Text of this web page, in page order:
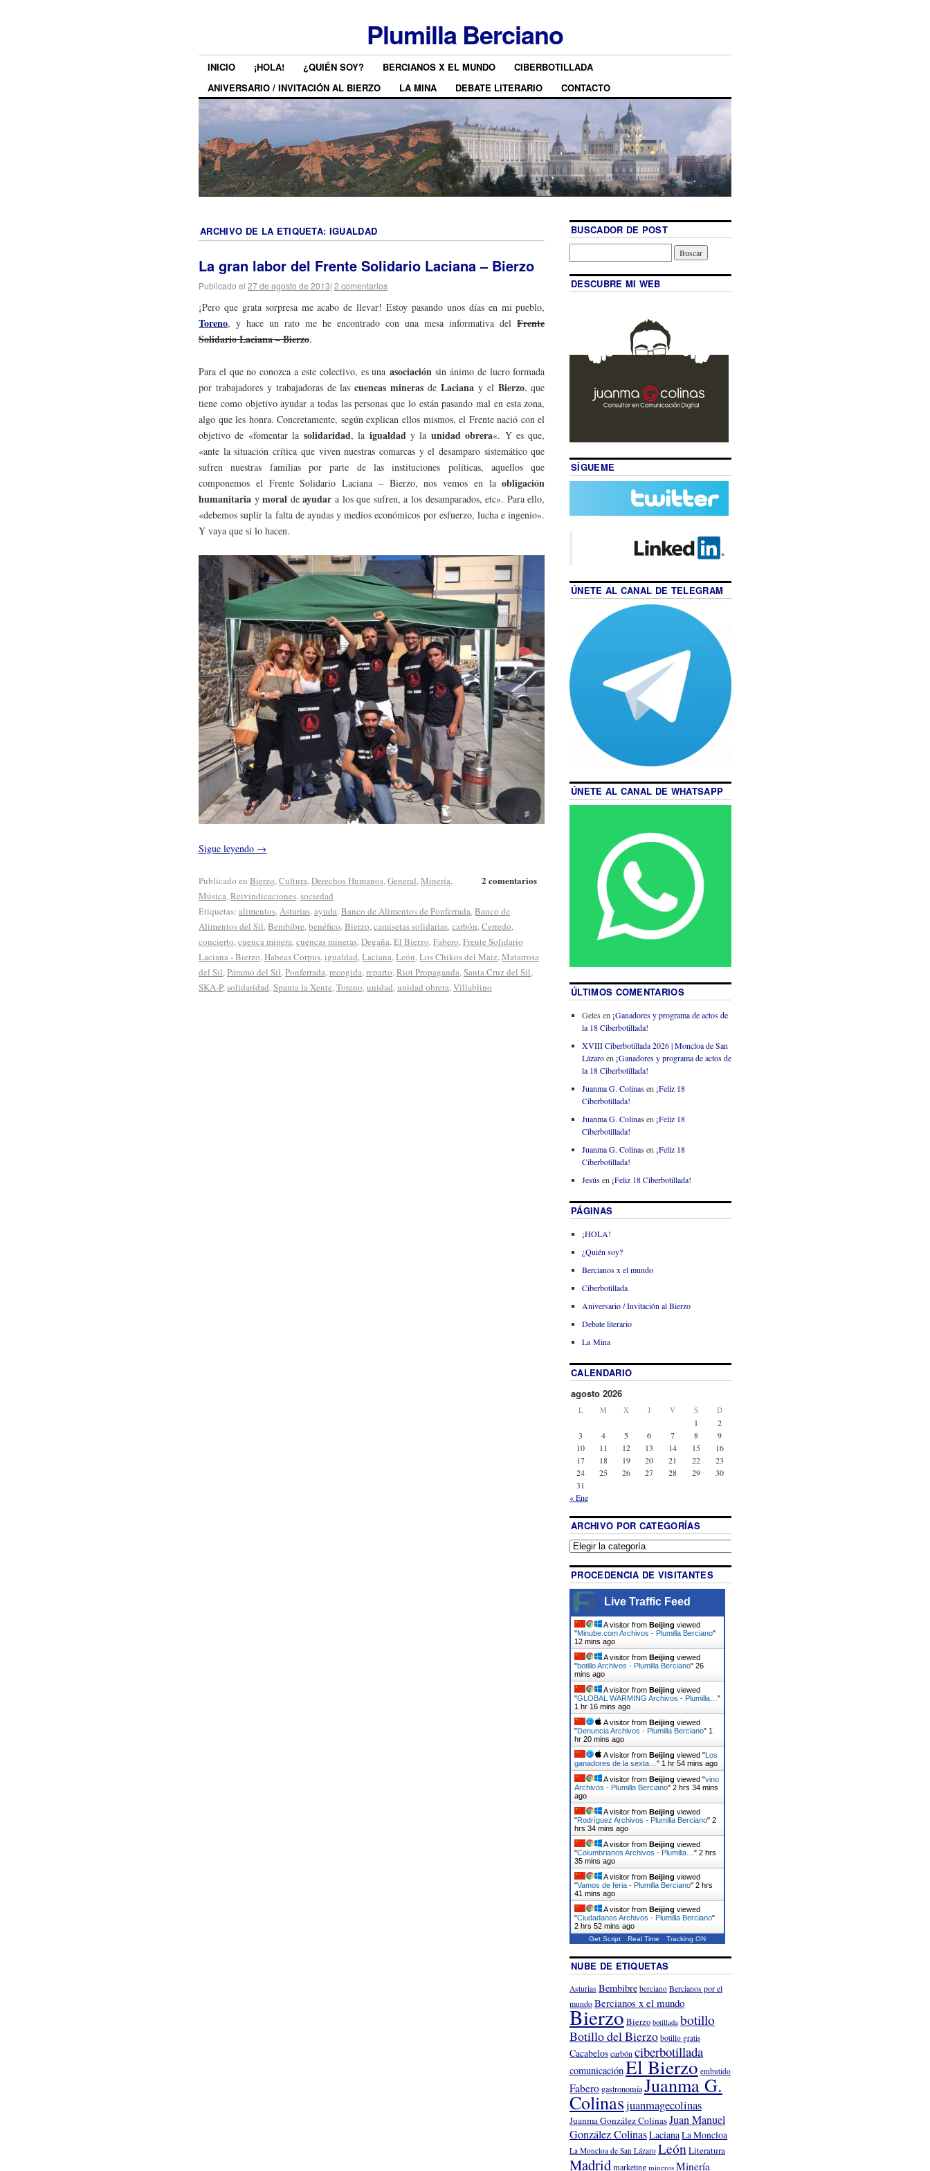
Plumilla Berciano
INICIO ¡HOLA! ¿QUIÉN SOY? BERCIANOS X EL MUNDO
CIBERBOTILLADA
ANIVERSARIO / INVITACIÓN AL BIERZO
LA MINA DEBATE LITERARIO CONTACTO
ARCHIVO DE LA ETIQUETA: IGUALDAD
La gran labor del Frente Solidario Laciana – Bierzo
Publicado el 27 de agosto de 2013| 2 comentarios
¡Pero que grata sorpresa me acabo de llevar! Estoy pasando unos días en mi pueblo,
Toreno, y hace un rato me he encontrado con una mesa informativa delFrente
Solidario Laciana – Bierzo.
Para el que no conozca a este colectivo, es unaasociación sin ánimo de lucro formada
por trabajadores y trabajadoras de las cuencas mineras de Lacianay el Bierzo, que
tiene como objetivo ayudar a todas las personas que lo están pasando mal en esta zona,
algo que les honra. Concretamente, según explican ellos mismos, el Frente nació con el
objetivo de «fomentar la solidaridad, la igualdady la unidad obrera«. Y es que,
«ante la situación crítica que viven nuestras comarcas y el desamparo sistemático que
sufren nuestras familias por parte de las instituciones políticas, aquellos que
componemos el Frente Solidario Laciana – Bierzo, nos vemos en laobligación
humanitaria ymoral deayudar a los que sufren, a los desamparados, etc». Para ello,
«debemos suplir la falta de ayudas y medios económicos por esfuerzo, lucha e ingenio».
Y vaya que si lo hacen.
Sigue leyendo →
2 comentarios
Publicado en Bierzo,Cultura,Derechos Humanos,General,Minería,
Música,Reivindicaciones,sociedad
Etiquetas: alimentos,Asturias,ayuda,Banco de Alimentos de Ponferrada,Banco de
Alimentos del Sil,Bembibre,benéfico,Bierzo,camisetas solidarias,carbón,Cerredo,
concierto,cuenca minera,cuencas mineras,Degaña,El Bierzo,Fabero,Frente Solidario
Laciana - Bierzo,Habeas Corpus,igualdad,Laciana,León,Los Chikos del Maiz,Matarrosa
del Sil,Páramo del Sil,Ponferrada,recogida,reparto,Riot Propaganda,Santa Cruz del Sil,
SKA-P,solidaridad,Spanta la Xente,Toreno,unidad,unidad obrera,Villablino
BUSCADOR DE POST
DESCUBRE MI WEB
SÍGUEME
ÚNETE AL CANAL DE TELEGRAM
ÚNETE AL CANAL DE WHATSAPP
ÚLTIMOS COMENTARIOS
Geles en ¡Ganadores y programa de actos de
la 18 Ciberbotillada!
XVIII Ciberbotillada 2026 | Moncloa de San
Lázaroen ¡Ganadores y programa de actos de
la 18 Ciberbotillada!
Juanma G. Colinasen ¡Feliz 18
Ciberbotillada!
Juanma G. Colinasen ¡Feliz 18
Ciberbotillada!
Juanma G. Colinasen ¡Feliz 18
Ciberbotillada!
Jesúsen ¡Feliz 18 Ciberbotillada!
PÁGINAS
¡HOLA!
¿Quién soy?
Bercianos x el mundo
Ciberbotillada
Aniversario / Invitación al Bierzo
Debate literario
La Mina
CALENDARIO
agosto 2026
L M X J V S D
1
2
3
4 5 6 7 8
9
10
11 12 13 14 15
16
17
18 19 20 21 22
23
24
25 26 27 28 29
30
31
« Ene
ARCHIVO POR CATEGORÍAS
PROCEDENCIA DE VISITANTES
Live Traffic Feed
A visitor from Beijing viewed
"Minube.com Archivos - Plumilla Berciano"
12 mins ago
A visitor from Beijing viewed
"botillo Archivos - Plumilla Berciano" 26
mins ago
A visitor from Beijing viewed
"GLOBAL WARMING Archivos - Plumilla… "
1 hr 16 mins ago
A visitor from Beijing viewed
"Denuncia Archivos - Plumilla Berciano" 1
hr 20 mins ago
A visitor from Beijing viewed "Los
ganadores de la sexta… " 1 hr 54 mins ago
A visitor from Beijing viewed "vino
Archivos - Plumilla Berciano" 2 hrs 34 mins
ago
A visitor from Beijing viewed
"Rodríguez Archivos - Plumilla Berciano" 2
hrs 34 mins ago
A visitor from Beijing viewed
"Columbrianos Archivos - Plumilla… " 2 hrs
35 mins ago
A visitor from Beijing viewed
"Vamos de feria - Plumilla Berciano" 2 hrs
41 mins ago
A visitor from Beijing viewed
"Ciudadanos Archivos - Plumilla Berciano"
2 hrs 52 mins ago
Get Script Real Time Tracking ON
NUBE DE ETIQUETAS
Asturias Bembibre berciano Bercianos por el
mundoBercianos x el mundo
BierzoBierzo botillada botillo
Botillo del Bierzo botillo gratis
Cacabeloscarbón ciberbotillada
comunicaciónEl Bierzo embutido
Fabero gastronomíaJuanma G.
Colinasjuanmagecolinas
Juanma González ColinasJuan Manuel
González ColinasLacianaLa Moncloa
La Moncloa de San Lázaro LeónLiteratura
Madridmarketing mineros Minería